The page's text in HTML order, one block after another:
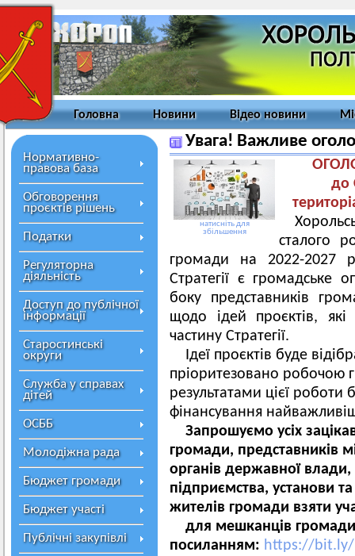
Головна Новини Відео новини
Нормативно-
правова база
Обговорення
проєктів рішень
Податки
Регуляторна
діяльність
Доступ до публічної
інформації
Старостинські
округи
Служба у справах
дітей
ОСББ
Молодіжна рада
Бюджет громади
Бюджет участі
Публічні закупівлі
Увага! Важливе
натисніть для
збільшення
до
сталого
громади на 2022-2027
Стратегії є громадське
боку представників
щодо ідей проєктів, які
частину Стратегії.
Ідеї проєктів буде
пріоритезовано робочою
результатами цієї роботи
фінансування
Запрошуємо усіх
громади, представників
органів державної влади,
підприємства, установи та
жителів громади взяти
для мешканців
посиланням: https://bit.ly/